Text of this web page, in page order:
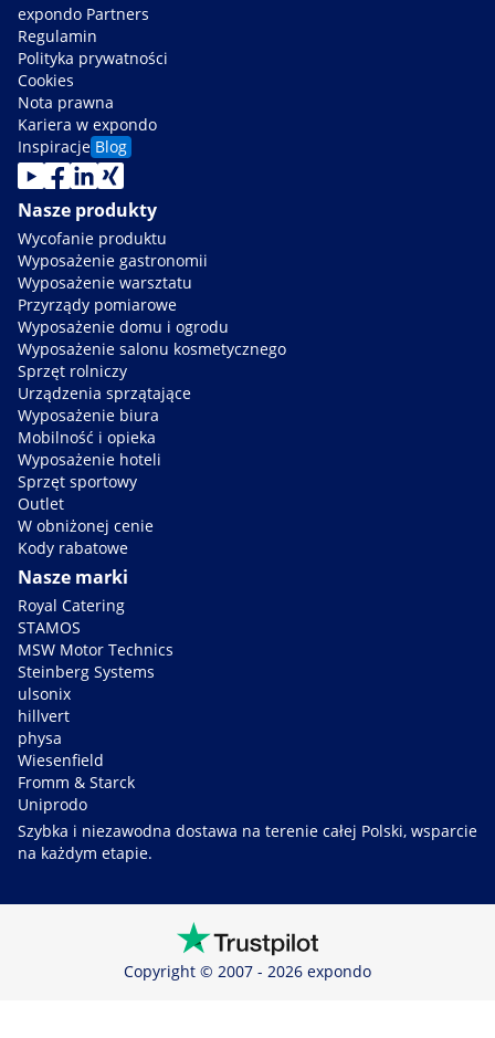
expondo Partners
Regulamin
Polityka prywatności
Cookies
Nota prawna
Kariera w expondo
Inspiracje Blog
Nasze produkty
Wycofanie produktu
Wyposażenie gastronomii
Wyposażenie warsztatu
Przyrządy pomiarowe
Wyposażenie domu i ogrodu
Wyposażenie salonu kosmetycznego
Sprzęt rolniczy
Urządzenia sprzątające
Wyposażenie biura
Mobilność i opieka
Wyposażenie hoteli
Sprzęt sportowy
Outlet
W obniżonej cenie
Kody rabatowe
Nasze marki
Royal Catering
STAMOS
MSW Motor Technics
Steinberg Systems
ulsonix
hillvert
physa
Wiesenfield
Fromm & Starck
Uniprodo
Szybka i niezawodna dostawa na terenie całej Polski, wsparcie
na każdym etapie.
Copyright © 2007 - 2026 expondo